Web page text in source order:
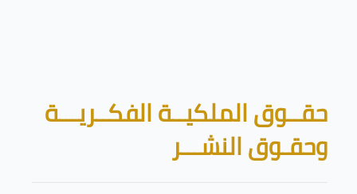
الكتل
حقــوق الملكيــة الفكــريـــة
وحقـوق النشـــر